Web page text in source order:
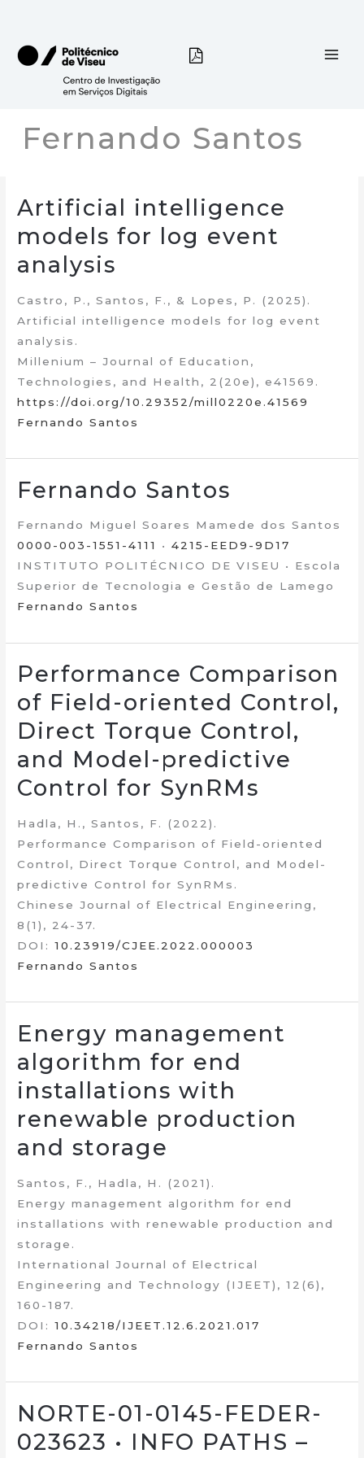
content
Fernando Santos
Artificial intelligence
models for log event
analysis
Castro, P., Santos, F., & Lopes, P. (2025).
Artificial intelligence models for log event
analysis.
Millenium – Journal of Education,
Technologies, and Health, 2(20e), e41569.
https://doi.org/10.29352/mill0220e.41569
Fernando Santos
Fernando Santos
Fernando Miguel Soares Mamede dos Santos
0000-003-1551-4111
•4215-EED9-9D17
INSTITUTO POLITÉCNICO DE VISEU • Escola
Superior de Tecnologia e Gestão de Lamego
Fernando Santos
Performance Comparison
of Field-oriented Control,
Direct Torque Control,
and Model-predictive
Control for SynRMs
Hadla, H., Santos, F. (2022).
Performance Comparison of Field-oriented
Control, Direct Torque Control, and Model-
predictive Control for SynRMs.
Chinese Journal of Electrical Engineering,
8(1), 24-37.
DOI:10.23919/CJEE.2022.000003
Fernando Santos
Energy management
algorithm for end
installations with
renewable production
and storage
Santos, F., Hadla, H. (2021).
Energy management algorithm for end
installations with renewable production and
storage.
International Journal of Electrical
Engineering and Technology (IJEET), 12(6),
160-187.
DOI:10.34218/IJEET.12.6.2021.017
Fernando Santos
NORTE-01-0145-FEDER-
023623 • INFO PATHS –